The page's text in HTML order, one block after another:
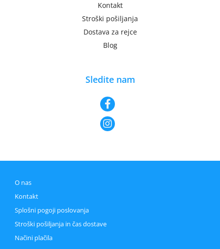
Kontakt
Stroški pošiljanja
Dostava za rejce
Blog
Sledite nam
O nas
Kontakt
Splošni pogoji poslovanja
Stroški pošiljanja in čas dostave
Načini plačila